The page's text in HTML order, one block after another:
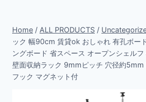
Home / ALL PRODUCTS /
ック 幅90cm 賃貸ok おしゃれ 有孔ボー
ングボード 省スペース オープンシェル
壁面収納ラック 9mmピッチ 穴径約5mm
フック マグネット付